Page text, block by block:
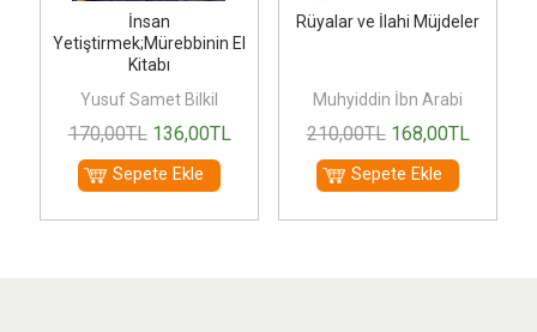
İnsan
Yetiştirmek;Mürebbinin El
Kitabı
Yusuf Samet Bilkil
170,00TL 136,00TL
Sepete Ekle
Rüyalar ve İlahi Müjdeler
Muhyiddin İbn Arabi
210,00TL 168,00TL
Sepete Ekle